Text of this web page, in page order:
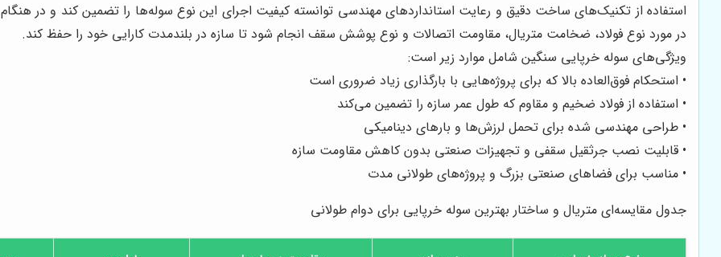
استفاده از تکنیک‌های ساخت دقیق و رعایت استانداردهای مهندسی توانسته کیفیت اجرای این نوع سوله‌ها را تضمین کند و در
در مورد نوع فولاد، ضخامت متریال، مقاومت اتصالات و نوع پوشش سقف انجام شود تا سازه در بلندمدت کارایی خود را حفظ کند.
ویژگی‌های سوله خرپایی سنگین شامل موارد زیر است:
• استحکام فوق‌العاده بالا که برای پروژه‌هایی با بارگذاری زیاد ضروری است
• استفاده از فولاد ضخیم و مقاوم که طول عمر سازه را تضمین می‌کند
• طراحی مهندسی شده برای تحمل لرزش‌ها و بارهای دینامیکی
• قابلیت نصب جرثقیل سقفی و تجهیزات صنعتی بدون کاهش مقاومت سازه
• مناسب برای فضاهای صنعتی بزرگ و پروژه‌های طولانی مدت
جدول مقایسه‌ای متریال و ساختار بهترین سوله خرپایی برای دوام طولانی